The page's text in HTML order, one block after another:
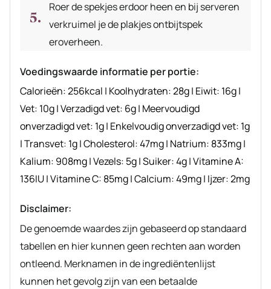
Roer de spekjes erdoor heen en bij serveren
verkruimel je de plakjes ontbijtspek
eroverheen.
Voedingswaarde informatie per portie:
Calorieën:256kcal | Koolhydraten:28g| Eiwit: 16g|
Vet: 10g|Verzadigd vet: 6g| Meervoudigd
onverzadigd vet: 1g| Enkelvoudig onverzadigd vet: 1g
|Transvet: 1g|Cholesterol:47mg| Natrium: 833mg|
Kalium: 908mg|Vezels: 5g|Suiker:4g|Vitamine A:
136IU|Vitamine C: 85mg|Calcium:49mg| Ijzer:2mg
Disclaimer:
De genoemde waardes zijn gebaseerd op standaard
tabellen en hier kunnen geen rechten aan worden
ontleend. Merknamen in de ingrediëntenlijst
kunnen het gevolg zijn van een betaalde